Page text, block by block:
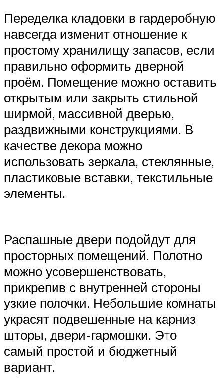
Переделка кладовки в гардеробную
навсегда изменит отношение к
простому хранилищу запасов, если
правильно оформить дверной
проём. Помещение можно оставить
открытым или закрыть стильной
ширмой, массивной дверью,
раздвижными конструкциями. В
качестве декора можно
использовать зеркала, стеклянные,
пластиковые вставки, текстильные
элементы.
Распашные двери подойдут для
просторных помещений. Полотно
можно усовершенствовать,
прикрепив с внутренней стороны
узкие полочки. Небольшие комнаты
украсят подвешенные на карниз
шторы, двери-гармошки. Это
самый простой и бюджетный
вариант.